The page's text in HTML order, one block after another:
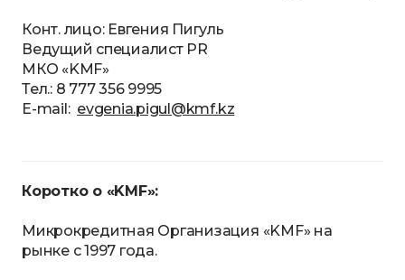
Конт. лицо: Евгения Пигуль
Ведущий специалист PR
МКО «KMF»
Тел.: 8 777 356 9995
E-mail: evgenia.pigul@kmf.kz
Коротко о «KMF»:
Микрокредитная Организация «KMF» на
рынке с 1997 года.